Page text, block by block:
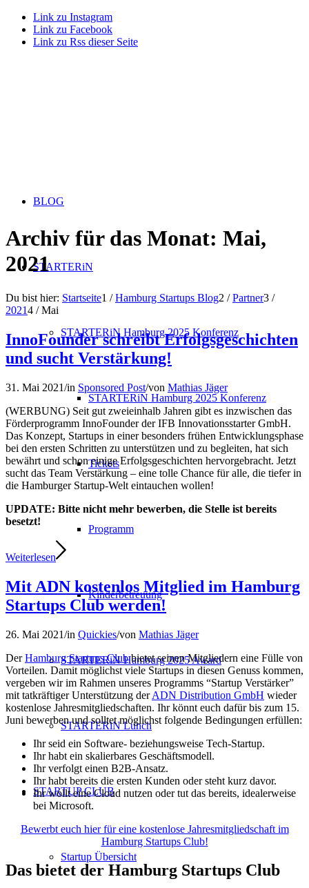
Link zu Instagram
Link zu Facebook
Link zu Rss dieser Seite
BLOG
STARTERiN
STARTERiN Hamburg 2025 Konferenz
STARTERiN Hamburg 2025 Konferenz
Tickets
Programm
Kinderbetreuung
STARTERiN Hamburg 2025 Award
STARTERiN Lunch
STARTUP CLUB
Startup Übersicht
Archiv für das Monat: Mai,
2021
Du bist hier: Startseite1 / Hamburg Startups Blog2 / Partner3 /
20214 / Mai
InnoFounder schreibt Erfolgsgeschichten
und sucht Verstärkung!
31. Mai 2021/in Sponsored Post/von Mathias Jäger
(WERBUNG) Seit gut zweieinhalb Jahren gibt es inzwischen das
Förderprogramm InnoFounder der IFB Innovationsstarter GmbH.
Das Konzept, Startups in einer besonders frühen Entwicklungsphase
bei den ersten Schritten zu unterstützen und zu begleiten, hat sich
bewährt und schon einige Erfolgsgeschichten hervorgebracht. Jetzt
sucht das Team Verstärkung – eine tolle Chance für alle, die tiefer in
die Hamburger Startup-Welt eintauchen wollen!
UPDATE: Bitte nicht mehr bewerben, die Stelle ist bereits
besetzt!
Weiterlesen
Mit ADN kostenlos Mitglied im Hamburg
Startups Club werden!
26. Mai 2021/in Quickies/von Mathias Jäger
DerHamburg Startups Clubbietet seinen Mitgliedern eine Fülle von
Vorteilen. Damit möglichst viele Startups in diesen Genuss kommen,
vergeben wir im Rahmen unseres Programms “Startup Verstärker”
mit tatkräftiger Unterstützung derADN Distribution GmbH wieder
kostenlose Jahresmitgliedschaften. Ihr könnt euch dafür bis zum 15.
Juni bewerben und solltet möglichst folgende Bedingungen erfüllen:
Ihr seid ein Software- beziehungsweise Tech-Startup.
Ihr habt ein skalierbares Geschäftsmodell.
Ihr verfolgt einen B2B-Ansatz.
Ihr habt bereits die ersten Kunden oder steht kurz davor.
Ihr wollt eine Cloud nutzen oder tut das bereits, idealerweise
bei Microsoft.
Bewerbt euch hier für eine kostenlose Jahresmitgliedschaft im
Hamburg Startups Club!
Das bietet der Hamburg Startups Club